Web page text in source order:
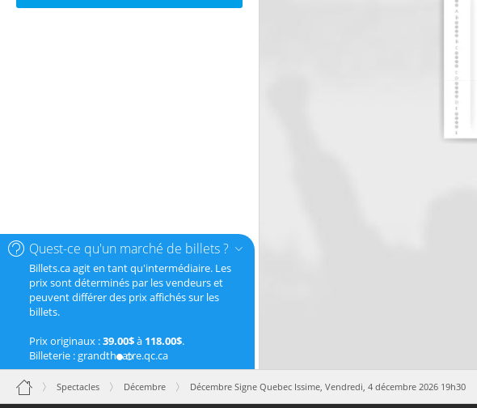
Quest-ce qu'un marché de billets ?
Billets.ca agit en tant qu'intermédiaire. Les
prix sont déterminés par les vendeurs et
peuvent différer des prix affichés sur les
billets.
Prix originaux :39.00$à 118.00$.
Billeterie : grandtheatre.qc.ca
Spectacles Décembre Décembre Signe Quebec Issime, Vendredi, 4 décembre 2026 19h30